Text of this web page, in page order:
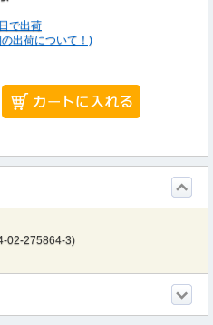
で出荷
出荷について！)
02-275864-3)